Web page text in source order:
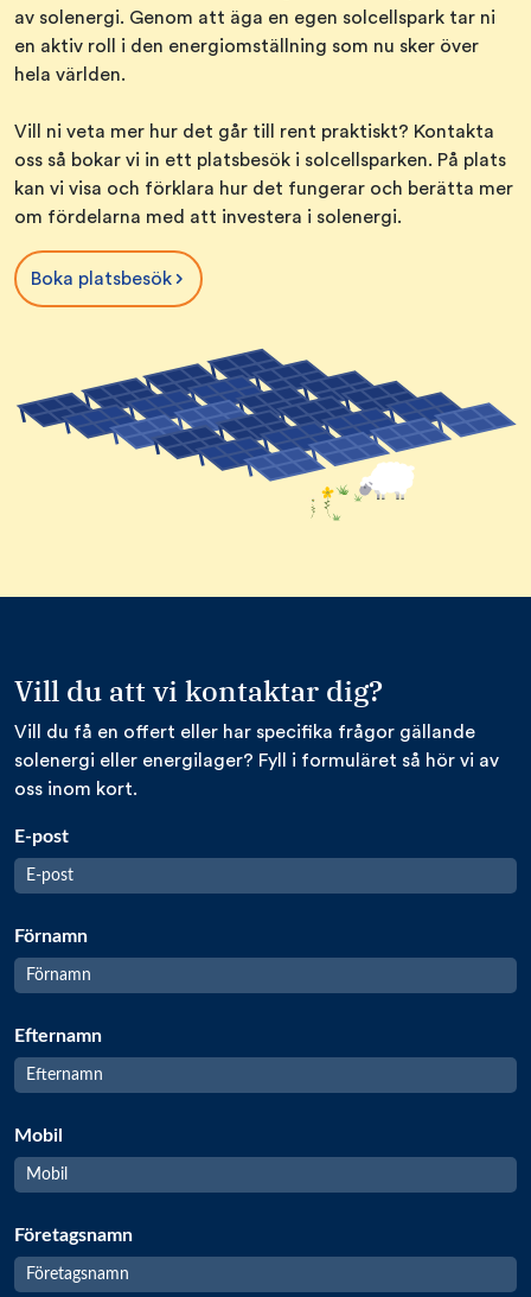
av solenergi. Genom att äga en egen solcellspark tar ni
en aktiv roll i den energiomställning som nu sker över
hela världen.
Vill ni veta mer hur det går till rent praktiskt? Kontakta
oss så bokar vi in ett platsbesök i solcellsparken. På plats
kan vi visa och förklara hur det fungerar och berätta mer
om fördelarna med att investera i solenergi.
Boka platsbesök
Vill du att vi kontaktar dig?
Vill du få en offert eller har specifika frågor gällande
solenergi eller energilager? Fyll i formuläret så hör vi av
oss inom kort.
E-post
Förnamn
Efternamn
Mobil
Företagsnamn